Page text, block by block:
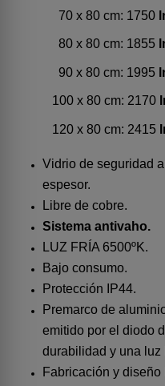
70 x 80 cm: 1750
80 x 80 cm: 1855
90 x 80 cm: 1995
100 x 80 cm: 2170
120 x 80 cm: 2415
Vidrio de seguridad
espesor.
Libre de cobre.
Sistema antivaho.
LUZ FRÍA 6500ºK.
Bajo consumo.
Protección IP44.
Premarco de
emitido por el diodo
durabilidad y una luz
Fabricación y